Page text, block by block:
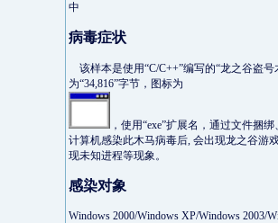
中
病毒症状
该样本是使用“C/C++”编写的“龙之谷盗
为“34,816”字节，图标为
，使用“exe”扩展名，通过文件捆
计算机感染此木马病毒后, 会出现龙之谷游
现未知进程等现象。
感染对象
Windows 2000/Windows XP/Windows 2003/